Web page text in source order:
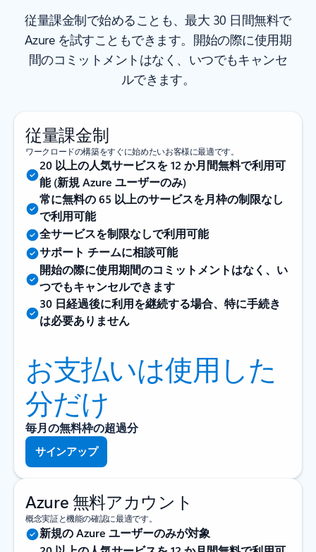
従量課金制で始めることも、最大 30 日間無料で
Azure を試すこともできます。開始の際に使用期
間のコミットメントはなく、いつでもキャンセ
ルできます。
従量課金制
ワークロードの構築をすぐに始めたいお客様に最適です。
20 以上の人気サービスを 12 か月間無料で利用可
能 (新規 Azure ユーザーのみ)
常に無料の 65 以上のサービスを月枠の制限なし
で利用可能
全サービスを制限なしで利用可能
サポート チームに相談可能
開始の際に使用期間のコミットメントはなく、い
つでもキャンセルできます
30 日経過後に利用を継続する場合、特に手続き
は必要ありません
お支払いは使用した
分だけ
毎月の無料枠の超過分
サインアップ
Azure 無料アカウント
概念実証と機能の確認に最適です。
新規の Azure ユーザーのみが対象